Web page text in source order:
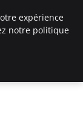
expérience
notre politique